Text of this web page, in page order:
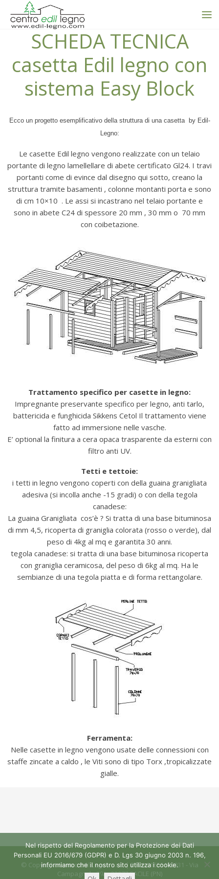
SCHEDA TECNICA
casetta Edil legno con
sistema Easy Block
Ecco un progetto esemplificativo della struttura di una casetta by Edil-
Legno:
Le casette Edil legno vengono realizzate con un telaio
portante di legno lamellellare di abete certificato Gl24. I travi
portanti come di evince dal disegno qui sotto, creano la
struttura tramite basamenti , colonne montanti porta e sono
di cm 10×10 . Le assi si incastrano nel telaio portante e
sono in abete C24 di spessore 20 mm , 30 mm o 70 mm
con coibetazione.
Trattamento specifico per casette in legno:
Impregnante preservante specifico per legno, anti tarlo,
battericida e funghicida Sikkens Cetol Il trattamento viene
fatto ad immersione nelle vasche.
E’ optional la finitura a cera opaca trasparente da esterni con
filtro anti UV.
Tetti e tettoie:
i tetti in legno vengono coperti con della guaina granigliata
adesiva (si incolla anche -15 gradi) o con della tegola
canadese:
La guaina Granigliata cos’è ? Si tratta di una base bituminosa
di mm 4,5, ricoperta di graniglia colorata (rosso o verde), dal
peso di 4kg al mq e garantita 30 anni.
tegola canadese: si tratta di una base bituminosa ricoperta
con graniglia ceramicosa, del peso di 6kg al mq. Ha le
sembianze di una tegola piatta e di forma rettangolare.
Ferramenta:
Nelle casette in legno vengono usate delle connessioni con
staffe zincate a caldo , le Viti sono di tipo Torx ,tropicalizzate
gialle.
© Copyright Centro Edil Legno s.r.l. | P.IVA 01655180931 - Via
Campagnola 39/a 33077 SACILE (PN)
Nel rispetto del Regolamento per la Protezione dei Dati
Personali EU 2016/679 (GDPR) e D. Lgs 30 giugno 2003 n. 196,
informiamo che il nostro sito utilizza i cookie.